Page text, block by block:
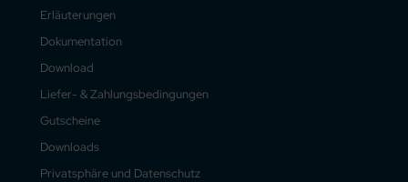
Erläuterungen
Dokumentation
Download
Liefer- & Zahlungsbedingungen
Gutscheine
Downloads
Privatsphäre und Datenschutz